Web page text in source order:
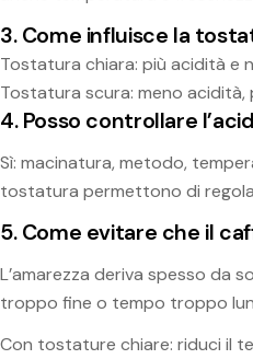
3. Come influisce la
Tostatura chiara: più acidità e
Tostatura scura: meno
4. Posso controllare
Sì: macinatura, metodo,
tostatura permettono di
5. Come evitare che il
L’amarezza deriva spesso da
troppo fine o tempo troppo
Con tostature chiare: riduci il